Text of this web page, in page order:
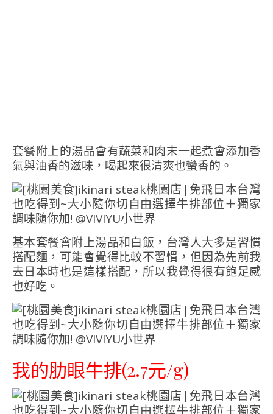
套餐附上的湯品會有蔬菜和肉末一起煮會添加香
氣與油香的滋味，喝起來很清爽也蠻香的。
基本套餐會附上湯品和白飯，台灣人大多是習慣
搭配麵，可能會覺得比較不習慣，但因為先前我
去日本時也是這樣搭配，所以我覺得很有飽足感
也好吃。
我的肋眼牛排(2.7元/g)